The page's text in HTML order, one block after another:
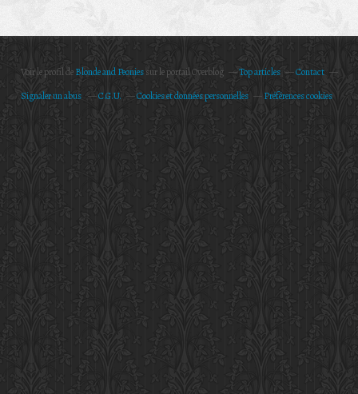
Voir le profil deBlonde and Peoniessur le portail Overblog Top articles
Contact
Signaler un abus
C.G.U. Cookies et données personnelles Préférences cookies